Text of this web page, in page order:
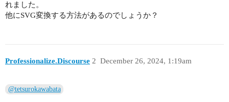
れました。
他にSVG変換する方法があるのでしょうか？
Professionalize.Discourse December 26, 2024, 1:19am
2
@tetsurokawabata